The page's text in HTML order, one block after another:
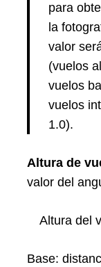
para
la
valor
(vuelos
vuelos
vuelos
1.0).
Altura de
valor del
Altura del
Base: